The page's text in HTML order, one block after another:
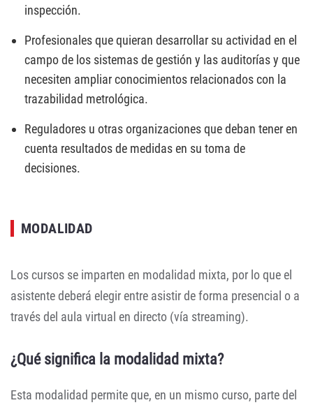
inspección.
Profesionales que quieran desarrollar su actividad en el
campo de los sistemas de gestión y las auditorías y que
necesiten ampliar conocimientos relacionados con la
trazabilidad metrológica.
Reguladores u otras organizaciones que deban tener en
cuenta resultados de medidas en su toma de
decisiones.
MODALIDAD
Los cursos se imparten en modalidad mixta, por lo que el
asistente deberá elegir entre asistir de forma presencial o a
través del aula virtual en directo (vía streaming).
¿Qué significa la modalidad mixta?
Esta modalidad permite que, en un mismo curso, parte del